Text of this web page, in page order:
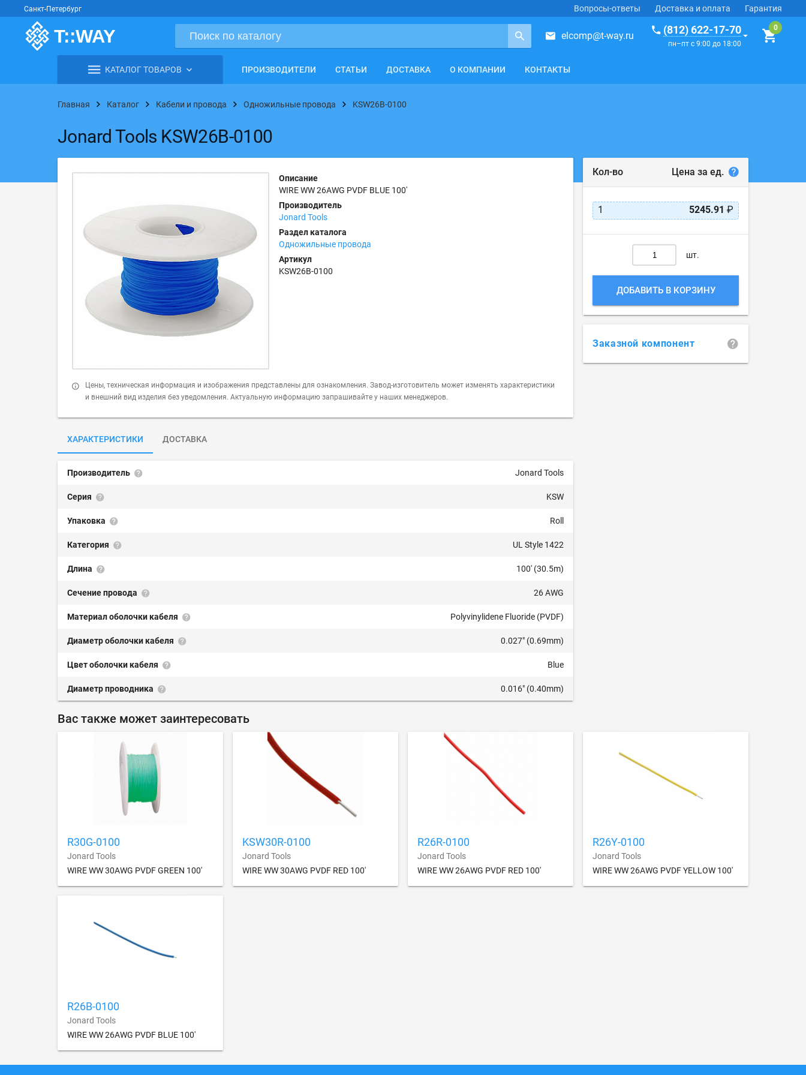
Санкт-Петербург Вопросы-ответы Доставка и оплата Гарантия
elcomp@t-way.ru (812) 622-17-70
пн–пт с 9:00 до 18:00
КАТАЛОГ ТОВАРОВ ПРОИЗВОДИТЕЛИ СТАТЬИ ДОСТАВКА О КОМПАНИИ КОНТАКТЫ
Главная Каталог Кабели и провода Одножильные провода KSW26B-0100
Jonard Tools KSW26B-0100
Описание
WIRE WW 26AWG PVDF BLUE 100'
Производитель
Jonard Tools
Раздел каталога
Одножильные провода
Артикул
KSW26B-0100
Цены, техническая информация и изображения представлены для ознакомления. Завод-изготовитель может изменять характеристики
и внешний вид изделия без уведомления. Актуальную информацию запрашивайте у наших менеджеров.
ХАРАКТЕРИСТИКИ ДОСТАВКА
Производитель Jonard Tools
Серия KSW
Упаковка Roll
Категория UL Style 1422
Длина 100' (30.5m)
Сечение провода 26 AWG
Материал оболочки кабеля Polyvinylidene Fluoride (PVDF)
Диаметр оболочки кабеля 0.027" (0.69mm)
Цвет оболочки кабеля Blue
Диаметр проводника 0.016" (0.40mm)
Кол-во Цена за ед.
1 5245.91 ₽
шт.
ДОБАВИТЬ В КОРЗИНУ
Заказной компонент
Вас также может заинтересовать
R30G-0100
Jonard Tools
WIRE WW 30AWG PVDF GREEN 100'
KSW30R-0100
Jonard Tools
WIRE WW 30AWG PVDF RED 100'
R26R-0100
Jonard Tools
WIRE WW 26AWG PVDF RED 100'
R26Y-0100
Jonard Tools
WIRE WW 26AWG PVDF YELLOW 100'
R26B-0100
Jonard Tools
WIRE WW 26AWG PVDF BLUE 100'